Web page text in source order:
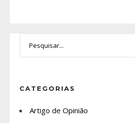
CATEGORIAS
Artigo de Opinião